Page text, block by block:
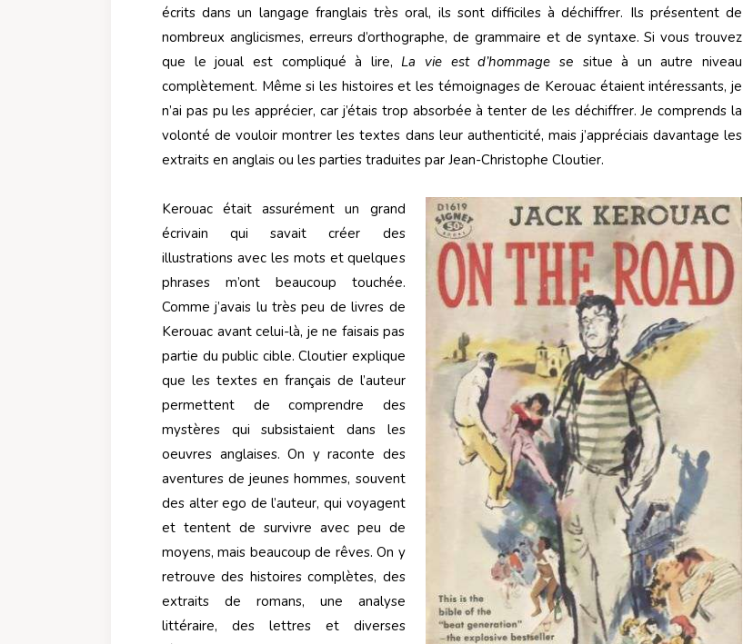
écrits dans un langage franglais très oral, ils sont difficiles à déchiffrer. Ils présentent de
nombreux anglicismes, erreurs d’orthographe, de grammaire et de syntaxe. Si vous trouvez
que le joual est compliqué à lire,La vie est d’hommage se situe à un autre niveau
complètement. Même si les histoires et les témoignages de Kerouac étaient intéressants, je
n’ai pas pu les apprécier, car j’étais trop absorbée à tenter de les déchiffrer. Je comprends la
volonté de vouloir montrer les textes dans leur authenticité, mais j’appréciais davantage les
extraits en anglais ou les parties traduites par Jean-Christophe Cloutier.
Kerouac était assurément un grand
écrivain qui savait créer des
illustrations avec les mots et quelques
phrases m’ont beaucoup touchée.
Comme j’avais lu très peu de livres de
Kerouac avant celui-là, je ne faisais pas
partie du public cible. Cloutier explique
que les textes en français de l’auteur
permettent de comprendre des
mystères qui subsistaient dans les
oeuvres anglaises. On y raconte des
aventures de jeunes hommes, souvent
des alter ego de l’auteur, qui voyagent
et tentent de survivre avec peu de
moyens, mais beaucoup de rêves. On y
retrouve des histoires complètes, des
extraits de romans, une analyse
littéraire, des lettres et diverses